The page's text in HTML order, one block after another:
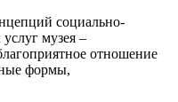
социально-
музея –
отношение
формы,